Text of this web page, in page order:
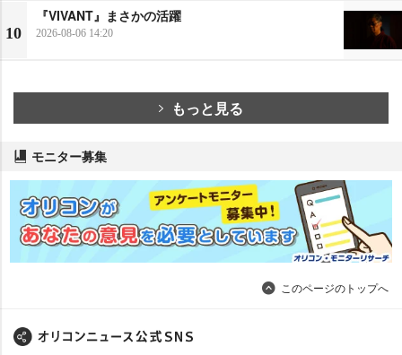
10
『VIVANT』まさかの活躍
2026-08-06 14:20
もっと見る
モニター募集
このページのトップへ